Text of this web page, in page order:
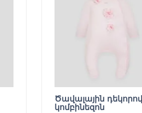
Ծավալային դեկորով
կոմբինեզոն